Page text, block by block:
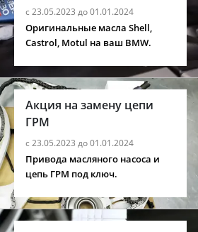
с 23.05.2023 до 01.01.2024
Оригинальные масла Shell,
Castrol, Motul на ваш BMW.
Акция на замену цепи
ГРМ
с 23.05.2023 до 01.01.2024
Привода масляного насоса и
цепь ГРМ под ключ.